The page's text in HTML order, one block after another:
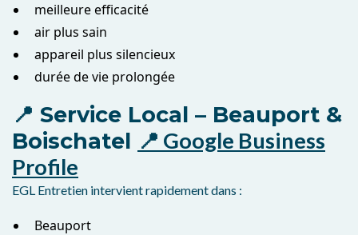
meilleure efficacité
air plus sain
appareil plus silencieux
durée de vie prolongée
📍 Service Local – Beauport &
Boischatel 📍 Google Business
Profile
EGL Entretien intervient rapidement dans :
Beauport